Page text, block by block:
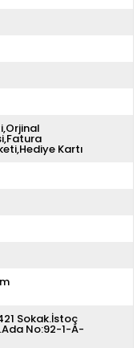
Kartı
Sokak.İstoç
No:92-1-A-